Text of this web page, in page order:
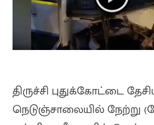
திருச்சி புதுக்கோட்டை
நெடுஞ்சாலையில் நேற்று